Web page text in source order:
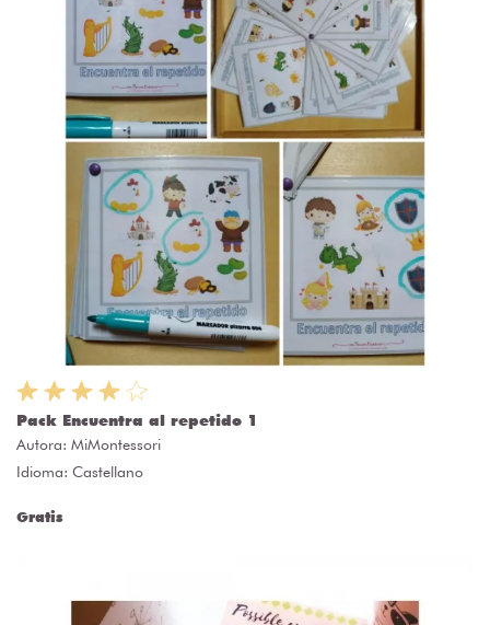
Pack Encuentra al repetido 1
Autora: MiMontessori
Idioma: Castellano
Gratis